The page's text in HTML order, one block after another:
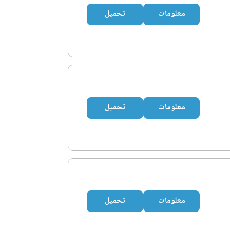
معلومات تحميل
معلومات تحميل
معلومات تحميل